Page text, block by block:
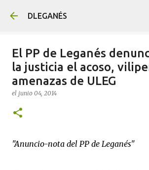
DLEGANÉS
El PP de Leganés
la justicia el acoso,
amenazas de ULEG
el junio 04, 2014
"Anuncio-nota del PP de Leganés"